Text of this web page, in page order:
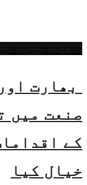
بھارت
صنعت میں
کے
خیال کیا